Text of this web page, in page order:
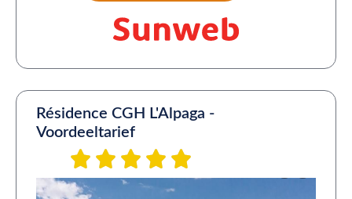
Résidence CGH L'Alpaga -
Voordeeltarief